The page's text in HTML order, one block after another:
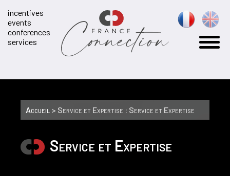
incentives
events
conferences
services
Accueil > Service et Expertise : Service et Expertise
Service et Expertise